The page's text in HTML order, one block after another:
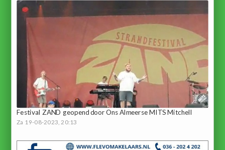
Festival ZAND geopend door Ons Almeerse MITS Mitchell
Za 19-08-2023, 20:13